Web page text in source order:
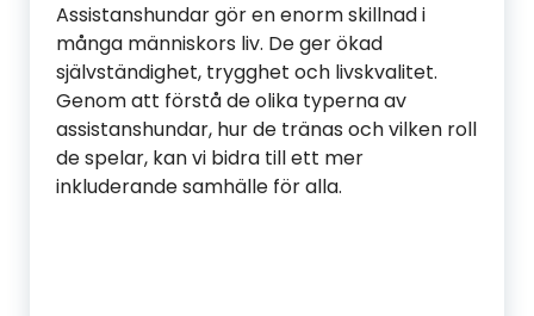
Assistanshundar gör en enorm skillnad i
många människors liv. De ger ökad
självständighet, trygghet och livskvalitet.
Genom att förstå de olika typerna av
assistanshundar, hur de tränas och vilken roll
de spelar, kan vi bidra till ett mer
inkluderande samhälle för alla.